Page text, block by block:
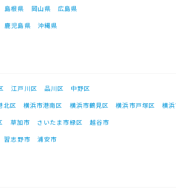
島根県 岡山県
広島県
鹿児島県 沖縄県
江戸川区 品川区
中野区
北区 横浜市港南区 横浜市鶴見区 横浜市戸塚区
横
草加市 さいたま市緑区
越谷市
習志野市 浦安市